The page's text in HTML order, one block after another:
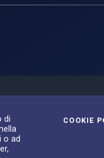
di
o ad
COOKIE
Durante le fasi di
ESA–S. Corvaja,